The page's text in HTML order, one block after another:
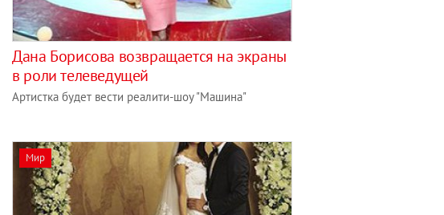
Дана Борисова возвращается на экраны
в роли телеведущей
Артистка будет вести реалити-шоу "Машина"
Мир